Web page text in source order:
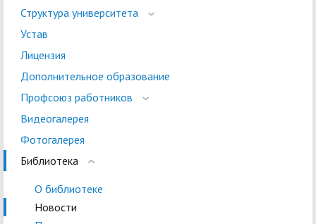
Структура университета
Устав
Лицензия
Дополнительное образование
Профсоюз работников
Видеогалерея
Фотогалерея
Библиотека
О библиотеке
Новости